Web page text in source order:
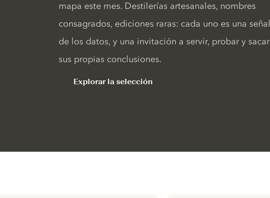
mapa este mes. Destilerías artesanales, nombres
consagrados, ediciones raras: cada uno es una señal
de los datos, y una invitación a servir, probar y sacar
sus propias conclusiones.
Explorar la selección